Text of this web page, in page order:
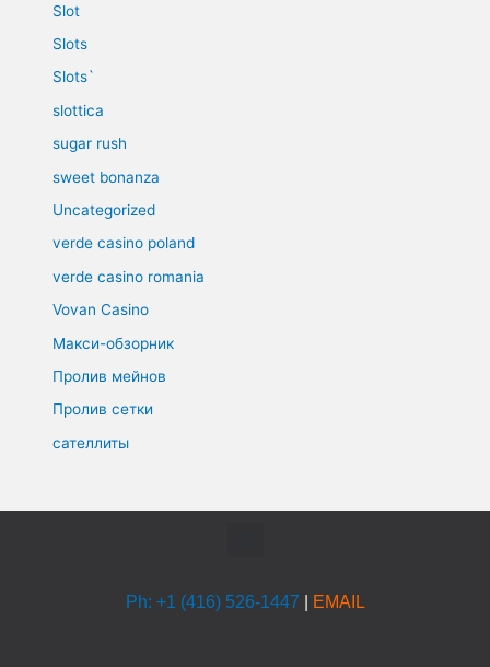
Slot
Slots
Slots`
slottica
sugar rush
sweet bonanza
Uncategorized
verde casino poland
verde casino romania
Vovan Casino
Макси-обзорник
Пролив мейнов
Пролив сетки
сателлиты
Ph: +1 (416) 526-1447 EMAIL